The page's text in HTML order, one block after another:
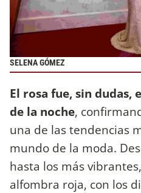
SELENA GÓMEZ
El rosa fue, sin dudas,
de la noche,
una de las tendencias
mundo de la moda.
hasta los más
alfombra roja, con los